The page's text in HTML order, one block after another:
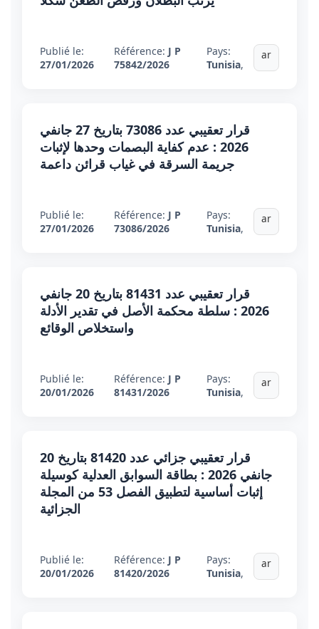
Publié le:
27/01/2026
Référence: J P
75842/2026
Pays:
Tunisia,
ar
قرار تعقيبي عدد 73086 بتاريخ 27 جانفي
2026 : عدم كفاية البصمات وحدها لإثبات
جريمة السرقة في غياب قرائن داعمة
Publié le:
27/01/2026
Référence: J P
73086/2026
Pays:
Tunisia,
ar
قرار تعقيبي عدد 81431 بتاريخ 20 جانفي
2026 : سلطة محكمة الأصل في تقدير الأدلة
واستخلاص الوقائع
Publié le:
20/01/2026
Référence: J P
81431/2026
Pays:
Tunisia,
ar
قرار تعقيبي جزائي عدد 81420 بتاريخ 20
جانفي 2026 : بطاقة السوابق العدلية كوسيلة
إثبات أساسية لتطبيق الفصل 53 من المجلة
الجزائية
Publié le:
20/01/2026
Référence: J P
81420/2026
Pays:
Tunisia,
ar